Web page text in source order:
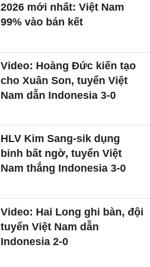
2026 mới nhất: Việt Nam
99% vào bán kết
Video: Hoàng Đức kiến tạo
cho Xuân Son, tuyển Việt
Nam dẫn Indonesia 3-0
HLV Kim Sang-sik dụng
binh bất ngờ, tuyển Việt
Nam thắng Indonesia 3-0
Video: Hai Long ghi bàn, đội
tuyển Việt Nam dẫn
Indonesia 2-0